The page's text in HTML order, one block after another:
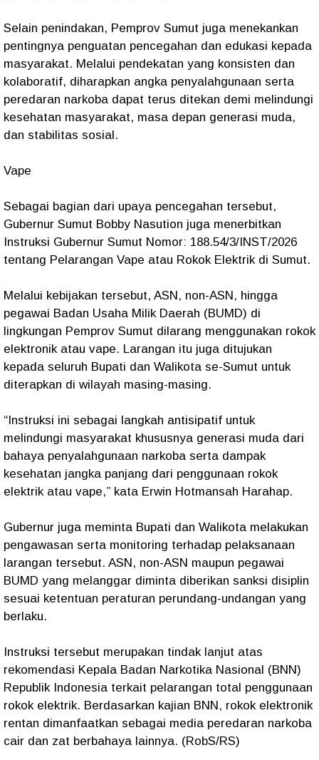
Selain penindakan, Pemprov Sumut juga menekankan
pentingnya penguatan pencegahan dan edukasi kepada
masyarakat. Melalui pendekatan yang konsisten dan
kolaboratif, diharapkan angka penyalahgunaan serta
peredaran narkoba dapat terus ditekan demi melindungi
kesehatan masyarakat, masa depan generasi muda,
dan stabilitas sosial.
Vape
Sebagai bagian dari upaya pencegahan tersebut,
Gubernur Sumut Bobby Nasution juga menerbitkan
Instruksi Gubernur Sumut Nomor: 188.54/3/INST/2026
tentang Pelarangan Vape atau Rokok Elektrik di Sumut.
Melalui kebijakan tersebut, ASN, non-ASN, hingga
pegawai Badan Usaha Milik Daerah (BUMD) di
lingkungan Pemprov Sumut dilarang menggunakan rokok
elektronik atau vape. Larangan itu juga ditujukan
kepada seluruh Bupati dan Walikota se-Sumut untuk
diterapkan di wilayah masing-masing.
“Instruksi ini sebagai langkah antisipatif untuk
melindungi masyarakat khususnya generasi muda dari
bahaya penyalahgunaan narkoba serta dampak
kesehatan jangka panjang dari penggunaan rokok
elektrik atau vape,” kata Erwin Hotmansah Harahap.
Gubernur juga meminta Bupati dan Walikota melakukan
pengawasan serta monitoring terhadap pelaksanaan
larangan tersebut. ASN, non-ASN maupun pegawai
BUMD yang melanggar diminta diberikan sanksi disiplin
sesuai ketentuan peraturan perundang-undangan yang
berlaku.
Instruksi tersebut merupakan tindak lanjut atas
rekomendasi Kepala Badan Narkotika Nasional (BNN)
Republik Indonesia terkait pelarangan total penggunaan
rokok elektrik. Berdasarkan kajian BNN, rokok elektronik
rentan dimanfaatkan sebagai media peredaran narkoba
cair dan zat berbahaya lainnya. (RobS/RS)